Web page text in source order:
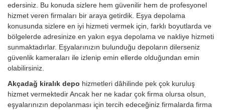
edersiniz. Bu konuda sizlere hem güvenilir hem de profesyonel
hizmet veren firmaları bir araya getirdik. Eşya depolama
konusunda sizlere en iyi hizmeti vermek için, farklı boyutlarda ve
bölgelerde adresinize en yakın eşya depolama ve nakliye hizmeti
sunmaktadırlar. Eşyalarınızın bulunduğu depoların dilerseniz
güvenlik kameraları ile izlenip emin ellerde olduğundan emin
olabilirsiniz.
Akçadağ kiralık depo hizmetleri dâhilinde pek çok kuruluş
hizmet vermektedir Ancak her ne kadar çok firma olursa olsun,
eşyalarınızın depolanması için tercih edeceğiniz firmalarda firma